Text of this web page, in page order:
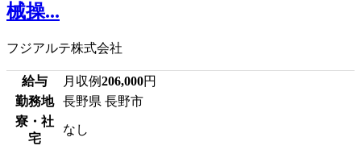
械操...
フジアルテ株式会社
給与 月収例206,000円
勤務地
長野県 長野市
寮・社
宅
なし